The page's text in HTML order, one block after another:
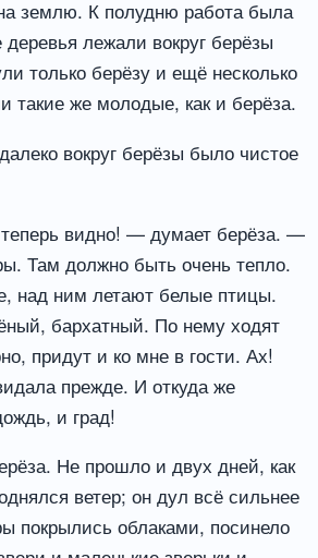
землю. К полудню работа была
деревья лежали вокруг берёзы
только берёзу и ещё несколько
такие же молодые, как и берёза.
вокруг берёзы было чистое
видно! — думает берёза. —
Там должно быть очень тепло.
над ним летают белые птицы.
бархатный. По нему ходят
придут и ко мне в гости. Ах!
прежде. И откуда же
и град!
Не прошло и двух дней, как
ветер; он дул всё сильнее
покрылись облаками, посинело